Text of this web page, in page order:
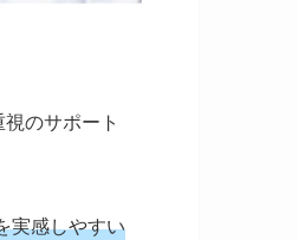
のサポート
実感しやすい